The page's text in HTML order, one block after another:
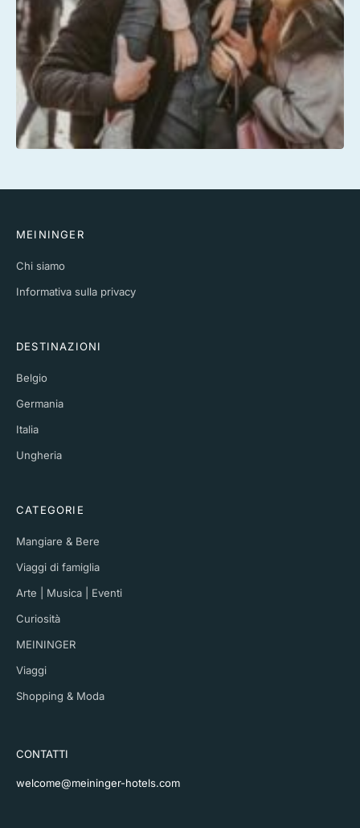
MEININGER
Chi siamo
Informativa sulla privacy
DESTINAZIONI
Belgio
Germania
Italia
Ungheria
CATEGORIE
Mangiare & Bere
Viaggi di famiglia
Arte | Musica | Eventi
Curiosità
MEININGER
Viaggi
Shopping & Moda
CONTATTI
welcome@meininger-hotels.com